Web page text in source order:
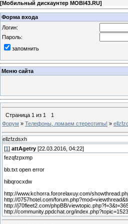
[Мобильный дискаунтер MOBI43.RU]
Форма входа
Логин:
Пароль:
запомнить
Меню сайта
Страница 1 из 1
1
Форум » Телефоны, ломаем стереотипы! »
ellzfzdsxh
[1 ] attAgetry [22.03.2016, 04:22]
fezqfzpxmp
bb.txt open error
hibqrocxdw
http://www.kchorra.fororelaxuy.com/
http://0757hotel.com/
http://j70fleet2.com/phpBB/
http://community.ppdchat.org/